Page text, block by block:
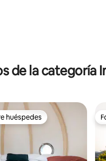
185 reseñas
de la categoría
preferido
huéspedes